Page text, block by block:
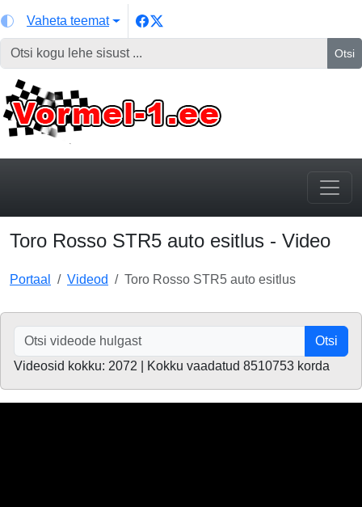
Vaheta teemat
Otsi
Toro Rosso STR5 auto esitlus - Video
Portaal Videod Toro Rosso STR5 auto esitlus
Otsi
Videosid kokku: 2072 | Kokku vaadatud 8510753 korda